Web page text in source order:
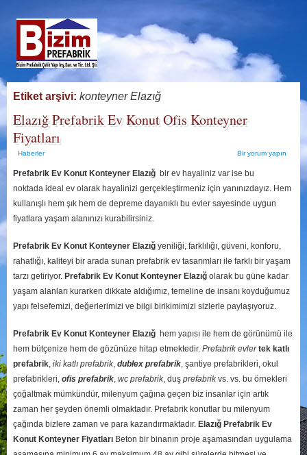
Etiket arşivi: konteyner Elazığ
Elazığ Prefabrik Ev Konut Ofis Konteyner
Fiyatları
Haberler Bir yorum yapın
Prefabrik Ev Konut Konteyner Elazığbir ev hayaliniz var ise bu
noktada ideal ev olarak hayalinizi gerçekleştirmeniz için yanınızdayız. Hem
kullanışlı hem şık hem de depreme dayanıklı bu evler sayesinde uygun
fiyatlara yaşam alanınızı kurabilirsiniz.
Prefabrik Ev Konut Konteyner Elazığyeniliği, farklılığı, güveni, konforu,
rahatlığı, kaliteyi bir arada sunan prefabrik ev tasarımları ile farklı bir yaşam
tarzı getiriyor. Prefabrik Ev Konut Konteyner Elazığ olarak bu güne kadar
yaşam alanları kurarken dikkate aldığımız, temeline de insanı koyduğumuz
yapı felsefemizi, değerlerimizi ve bilgi birikimimizi sizlerle paylaşıyoruz.
Prefabrik Ev Konut Konteyner Elazığhem yapısı ile hem de görünümü ile
hem bütçenize hem de gözünüze hitap etmektedir. Prefabrik evler tek katlı
prefabrik, iki katlı prefabrik, dublex prefabrik, şantiye prefabrikleri, okul
prefabrikleri, ofis prefabrik, wc prefabrik, duş prefabrikvs. vs. bu örnekleri
çoğaltmak mümkündür, milenyum çağına geçen biz insanlar için artık
zaman her şeyden önemli olmaktadır. Prefabrik konutlar bu milenyum
çağında bizlere zaman ve para kazandırmaktadır. Elazığ Prefabrik Ev
Konut Konteyner Fiyatları Beton bir binanın proje aşamasından uygulama